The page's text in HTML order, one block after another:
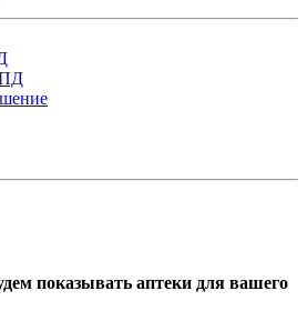
ПД
показывать аптеки для вашего